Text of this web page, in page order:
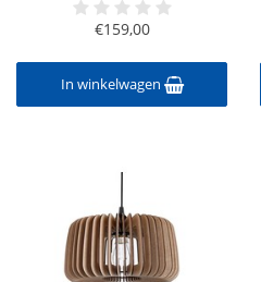
€159,00
In winkelwagen